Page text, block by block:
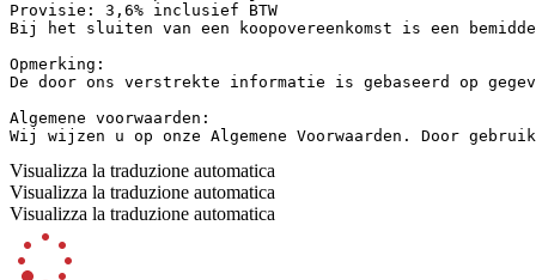
Provisie: 3,6% inclusief BTW
Bij het sluiten van een koopovereenkomst is een
Opmerking:
De door ons verstrekte informatie is gebaseerd op
Algemene voorwaarden:
Wij wijzen u op onze Algemene Voorwaarden. Door
Visualizza la traduzione automatica
Visualizza la traduzione automatica
Visualizza la traduzione automatica